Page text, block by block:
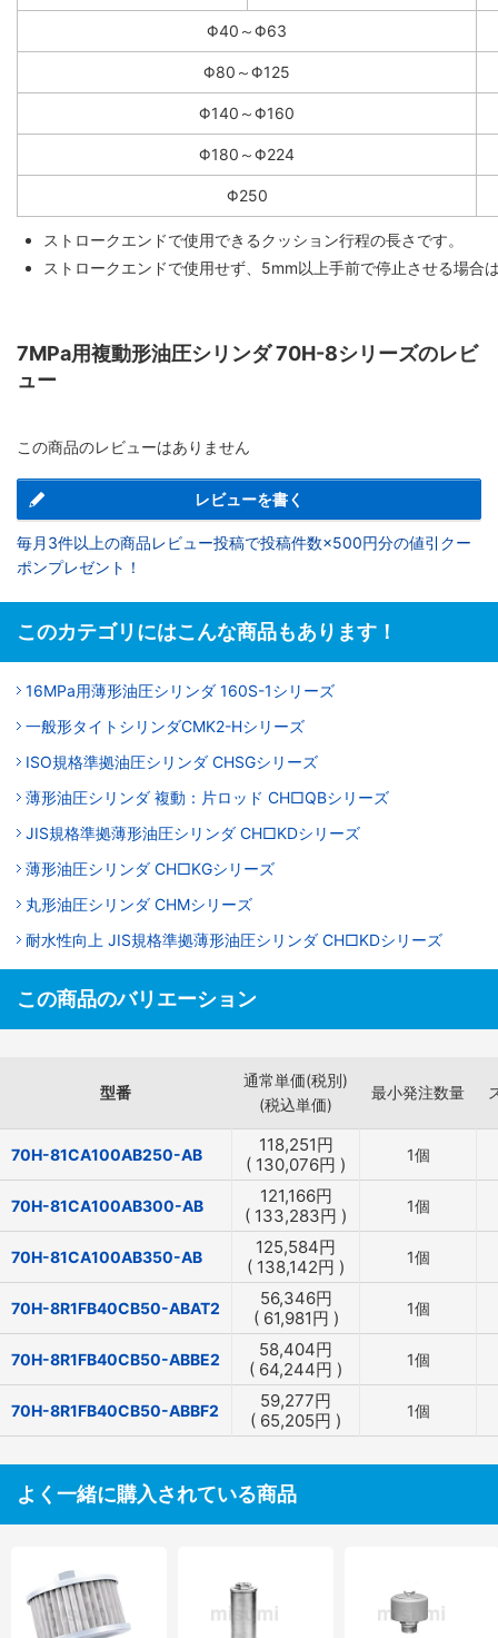
Φ40～Φ63
Φ80～Φ125
Φ140～Φ160
Φ180～Φ224
Φ250
ストロークエンドで使用できるクッション行程の長さです。
ストロークエンドで使用せず、5mm以上手前で停止させる場合
7MPa用複動形油圧シリンダ 70H-8シリーズのレビ
ュー
この商品のレビューはありません
レビューを書く
毎月3件以上の商品レビュー投稿で投稿件数×500円分の値引クー
ポンプレゼント！
このカテゴリにはこんな商品もあります！
16MPa用薄形油圧シリンダ 160S-1シリーズ
一般形タイトシリンダCMK2-Hシリーズ
ISO規格準拠油圧シリンダ CHSGシリーズ
薄形油圧シリンダ 複動：片ロッド CH□QBシリーズ
JIS規格準拠薄形油圧シリンダ CH□KDシリーズ
薄形油圧シリンダ CH□KGシリーズ
丸形油圧シリンダ CHMシリーズ
耐水性向上 JIS規格準拠薄形油圧シリンダ CH□KDシリーズ
この商品のバリエーション
型番
通常単価(税別)
(税込単価)
最小発注数量
70H-81CA100AB250-AB 118,251円
( 130,076円 ) 1個
70H-81CA100AB300-AB 121,166円
( 133,283円 ) 1個
70H-81CA100AB350-AB 125,584円
( 138,142円 ) 1個
70H-8R1FB40CB50-ABAT2 56,346円
( 61,981円 ) 1個
70H-8R1FB40CB50-ABBE2 58,404円
( 64,244円 ) 1個
70H-8R1FB40CB50-ABBF2 59,277円
( 65,205円 ) 1個
よく一緒に購入されている商品